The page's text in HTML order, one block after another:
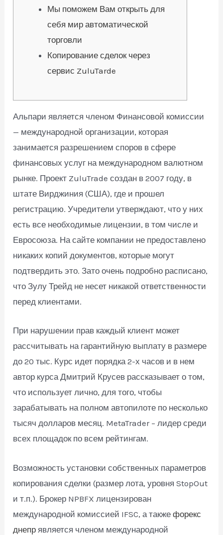
Мы поможем Вам открыть для
себя мир автоматической
торговли
Копирование сделок через
сервис ZuluTarde
Альпари является членом Финансовой комиссии
— международной организации, которая
занимается разрешением споров в сфере
финансовых услуг на международном валютном
рынке. Проект ZuluTrade создан в 2007 году, в
штате Вирджиния (США), где и прошел
регистрацию. Учредители утверждают, что у них
есть все необходимые лицензии, в том числе и
Евросоюза. На сайте компании не предоставлено
никаких копий документов, которые могут
подтвердить это. Зато очень подробно расписано,
что Зулу Трейд не несет никакой ответственности
перед клиентами.
При нарушении прав каждый клиент может
рассчитывать на гарантийную выплату в размере
до 20 тыс. Курс идет порядка 2-х часов и в нем
автор курса Дмитрий Крусев рассказывает о том,
что использует лично, для того, чтобы
зарабатывать на полном автопилоте по несколько
тысяч долларов месяц. MetaTrader – лидер среди
всех площадок по всем рейтингам.
Возможность установки собственных параметров
копирования сделки (размер лота, уровня StopOut
и т.п.). Брокер NPBFX лицензирован
международной комиссией IFSC, а такжефорекс
днепр является членом международной